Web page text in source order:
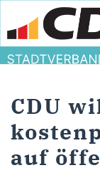
CDU
auf